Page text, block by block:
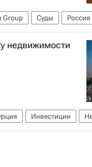
Group Суды Россия
недвижимости
Инвестиции